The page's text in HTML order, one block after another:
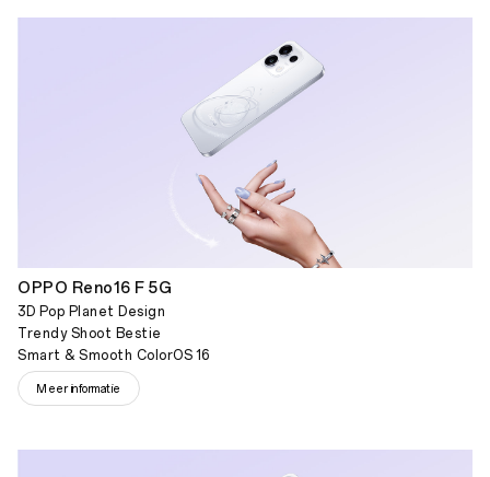
OPPO Reno16 F 5G
3D Pop Planet Design
Trendy Shoot Bestie
Smart & Smooth ColorOS 16
Meer informatie